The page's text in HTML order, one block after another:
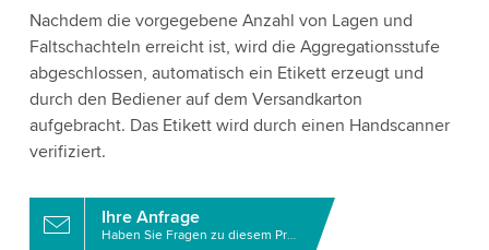
Nachdem die vorgegebene Anzahl von Lagen und
Faltschachteln erreicht ist, wird die Aggregationsstufe
abgeschlossen, automatisch ein Etikett erzeugt und
durch den Bediener auf dem Versandkarton
aufgebracht. Das Etikett wird durch einen Handscanner
verifiziert.
Ihre Anfrage
Haben Sie Fragen zu diesem Produkt?